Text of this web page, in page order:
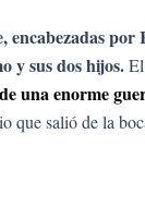
encabezadas
y sus dos hijos.
una enorme
que salió de la